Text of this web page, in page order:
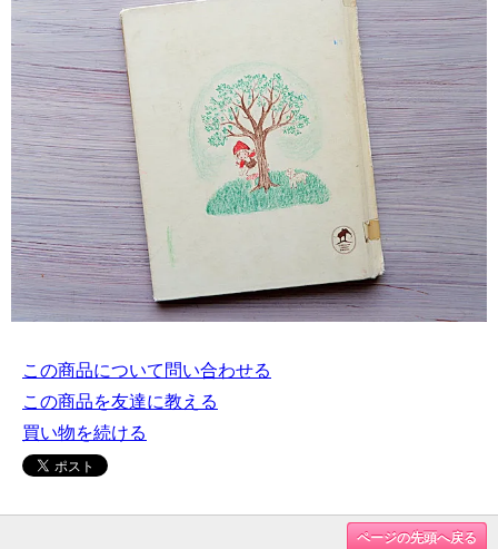
この商品について問い合わせる
この商品を友達に教える
買い物を続ける
ページの先頭へ戻る